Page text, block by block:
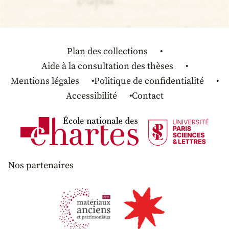
Plan des collections
Aide à la consultation des thèses
Mentions légales
Politique de confidentialité
Accessibilité
Contact
Nos partenaires